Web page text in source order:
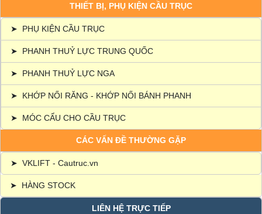
THIẾT BỊ, PHỤ KIỆN CẦU TRỤC
➤ PHỤ KIỆN CẦU TRỤC
➤ PHANH THUỶ LỰC TRUNG QUỐC
➤ PHANH THUỶ LỰC NGA
➤ KHỚP NỐI RĂNG - KHỚP NỐI BÁNH PHANH
➤ MÓC CẨU CHO CẦU TRỤC
CÁC VẤN ĐỀ THƯỜNG GẶP
➤ VKLIFT - Cautruc.vn
➤ HÀNG STOCK
LIÊN HỆ TRỰC TIẾP